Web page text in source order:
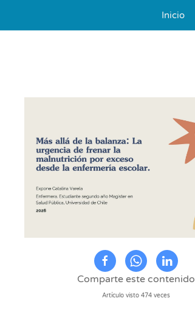
Inicio
Comparte este contenido
Artículo visto 474 veces